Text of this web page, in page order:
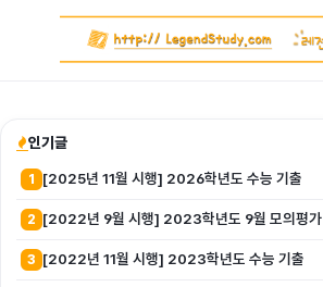
인기글
1 [2025년 11월 시행] 2026학년도 수능 기출
2 [2022년 9월 시행] 2023학년도 9월 모의평가
3 [2022년 11월 시행] 2023학년도 수능 기출